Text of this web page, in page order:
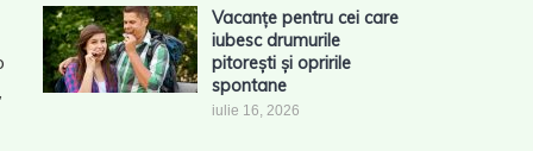
Vacanțe pentru cei care
iubesc drumurile
pitorești și opririle
spontane
iulie 16, 2026